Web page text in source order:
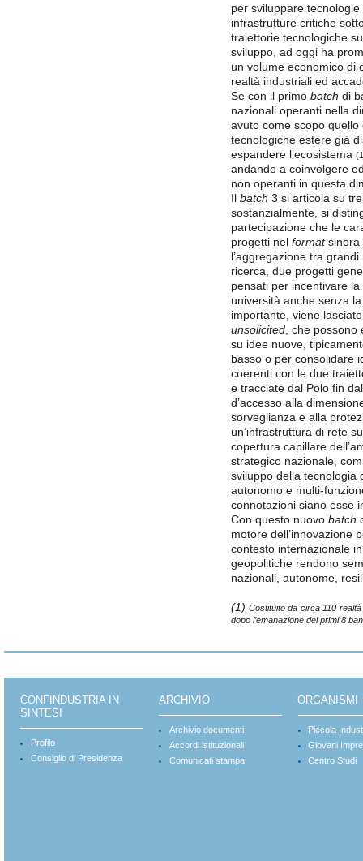
per sviluppare
infrastrutture critiche
traiettorie tecnologiche
sviluppo, ad oggi ha
un volume economico di
realtà industriali ed
Se con il primo batch di
nazionali operanti nella
avuto come scopo
tecnologiche estere già
espandere l’ecosistema
andando a coinvolgere
non operanti in questa
Il batch 3 si articola su
sostanzialmente, si
partecipazione che le
progetti nel formatsinora
l’aggregazione tra
ricerca, due progetti
pensati per incentivare
università anche senza
importante, viene
unsolicited , che
su idee nuove,
basso o per consolidare
coerenti con le due
e tracciate dal Polo fin
d’accesso alla
sorveglianza e alla
un’infrastruttura di rete
copertura capillare
strategico nazionale,
sviluppo della tecnologia
autonomo e multi-
connotazioni siano esse
Con questo nuovo batch
motore dell’innovazione
contesto internazionale
geopolitiche rendono
nazionali, autonome,
(1) Costituito da circa 110
dopo l’emanazione dei primi 8
CONFINDUSTRIA IN
SINTESI
Profilo
Consiglio di Presidenza
ARCHIVIO
Archivio documenti
Accordi istituzionali
Comunicati stampa
ORGANISMI
Piccola
Giovani
Centro Studi